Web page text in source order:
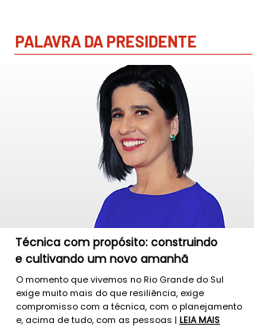
PALAVRA DA PRESIDENTE
Técnica com propósito: construindo
e cultivando um novo amanhã
O momento que vivemos no Rio Grande do Sul
exige muito mais do que resiliência, exige
compromisso com a técnica, com o planejamento
e, acima de tudo, com as pessoas | LEIA MAIS